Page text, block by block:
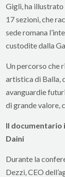
Gigli, ha
17 sezioni, che
sede romana
custodite dalla
Un percorso che
artistica di Balla,
avanguardie
di grande valore,
Il documentario
Daini
Durante la
Dezzi, CEO